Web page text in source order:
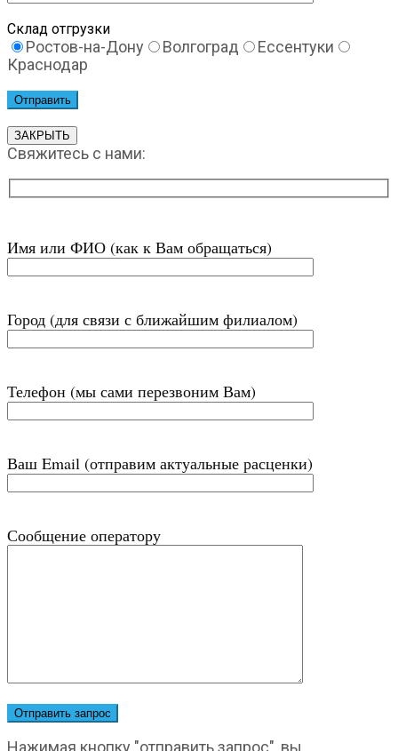
Склад отгрузки
Ростов-на-Дону Волгоград
Ессентуки
Краснодар
ЗАКРЫТЬ
Свяжитесь с нами:
Имя или ФИО (как к Вам обращаться)
Город (для связи с ближайшим филиалом)
Телефон (мы сами перезвоним Вам)
Ваш Email (отправим актуальные расценки)
Сообщение оператору
Нажимая кнопку "отправить запрос", вы